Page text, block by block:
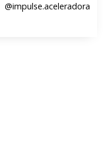
@impulse.aceleradora